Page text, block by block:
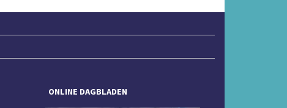
ONLINE DAGBLADEN